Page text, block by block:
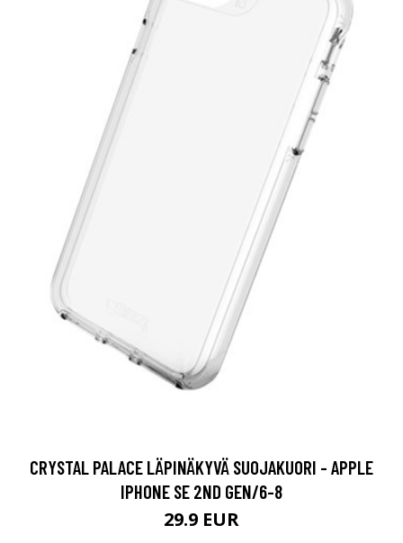
CRYSTAL PALACE LÄPINÄKYVÄ SUOJAKUORI - APPLE
IPHONE SE 2ND GEN/6-8
29.9 EUR